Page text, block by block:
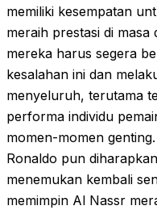
memiliki kesempatan
meraih prestasi di masa
mereka harus segera
kesalahan ini dan
menyeluruh, terutama
performa individu
momen-momen
Ronaldo pun
menemukan kembali
memimpin Al Nassr